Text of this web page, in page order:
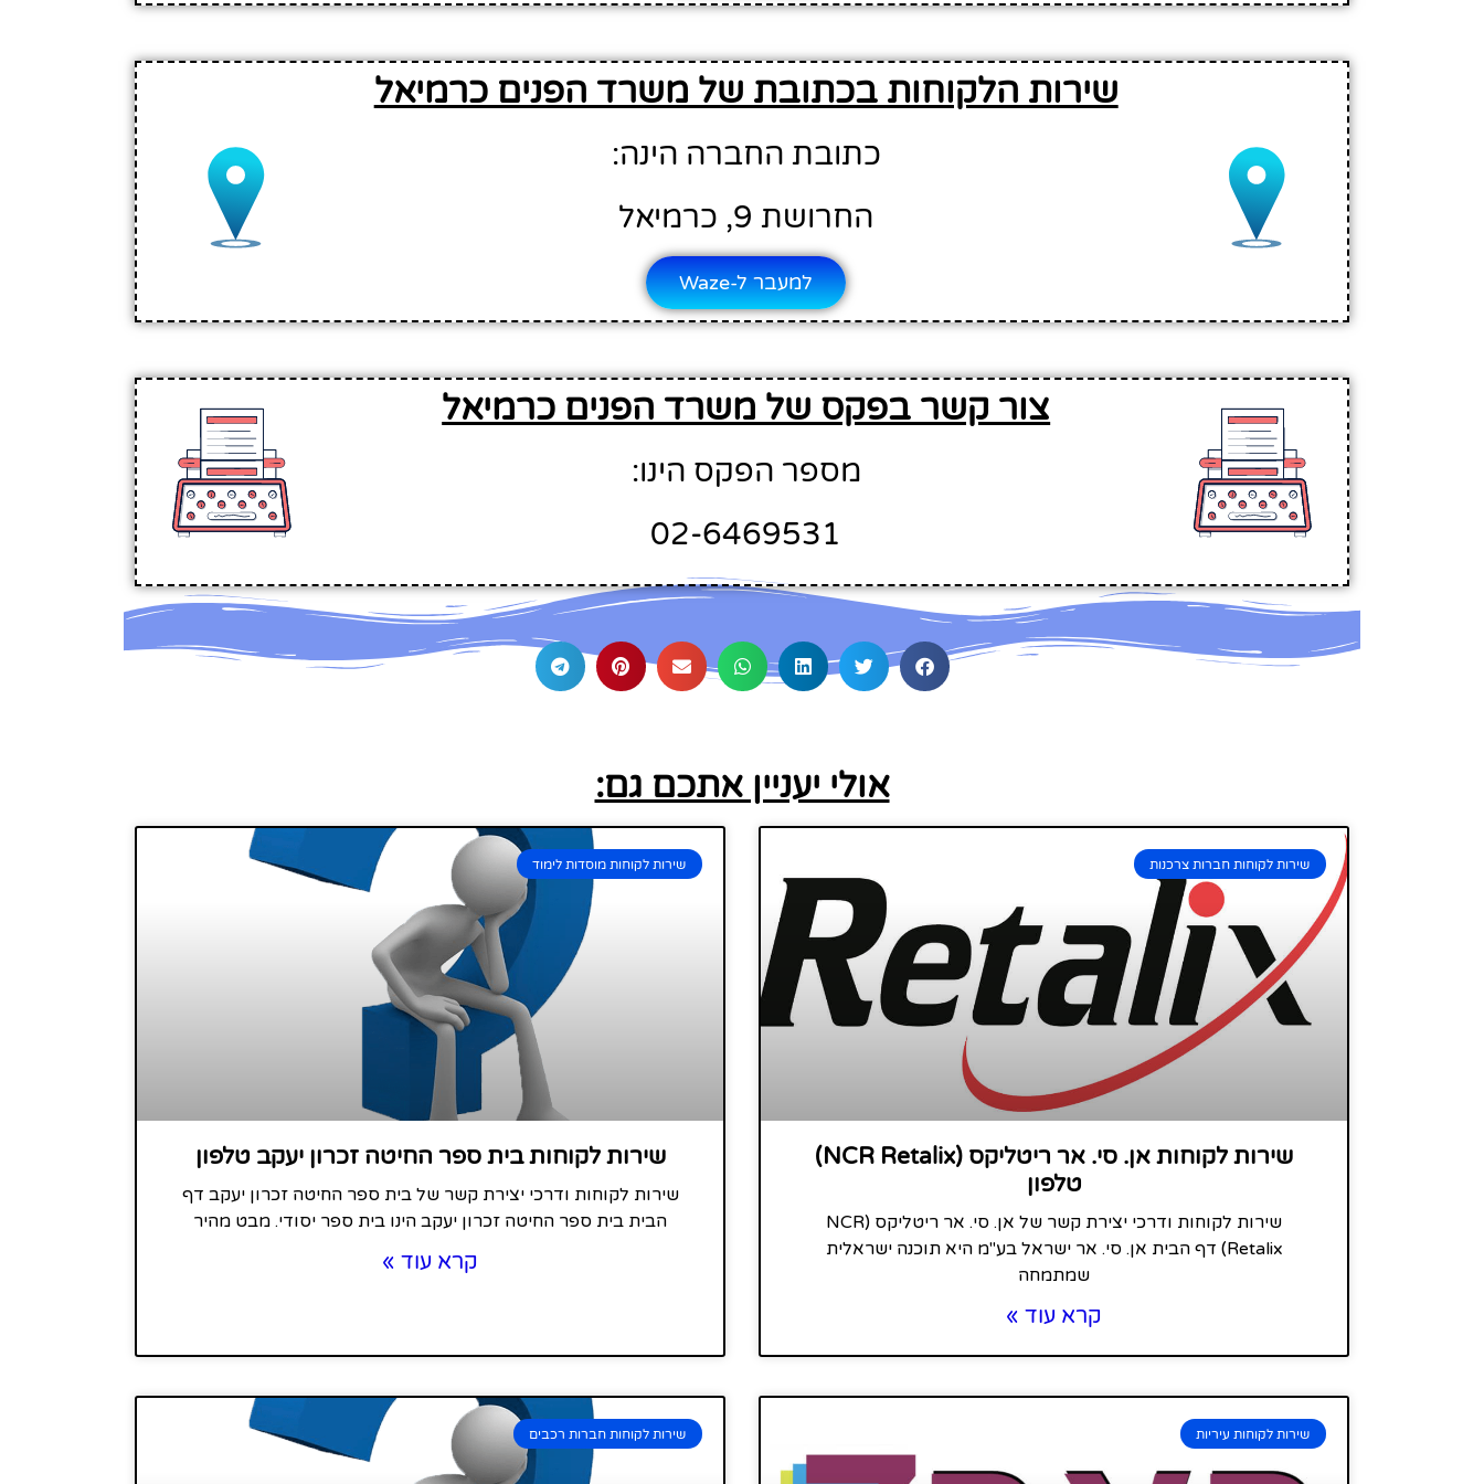
שירות הלקוחות בכתובת של משרד הפנים כרמיאל
כתובת החברה הינה:
החרושת 9, כרמיאל
למעבר ל-Waze
צור קשר בפקס של משרד הפנים כרמיאל
מספר הפקס הינו:
02-6469531
אולי יעניין אתכם גם:
שירות לקוחות חברות צרכנות
שירות לקוחות אן. סי. אר ריטליקס (NCR Retalix)
טלפון
שירות לקוחות ודרכי יצירת קשר של אן. סי. אר ריטליקס (NCR
Retalix) דף הבית אן. סי. אר ישראל בע"מ היא תוכנה ישראלית
שמתמחה
קרא עוד »
שירות לקוחות מוסדות לימוד
שירות לקוחות בית ספר החיטה זכרון יעקב טלפון
שירות לקוחות ודרכי יצירת קשר של בית ספר החיטה זכרון יעקב דף
הבית בית ספר החיטה זכרון יעקב הינו בית ספר יסודי. מבט מהיר
קרא עוד »
שירות לקוחות עיריות שירות לקוחות חברות רכבים